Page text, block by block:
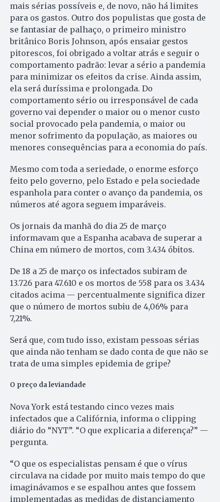
mais sérias possíveis e, de novo, não há limites
para os gastos. Outro dos populistas que gosta de
se fantasiar de palhaço, o primeiro ministro
britânico Boris Johnson, após ensaiar gestos
pitorescos, foi obrigado a voltar atrás e seguir o
comportamento padrão: levar a sério a pandemia
para minimizar os efeitos da crise. Ainda assim,
ela será duríssima e prolongada. Do
comportamento sério ou irresponsável de cada
governo vai depender o maior ou o menor custo
social provocado pela pandemia, o maior ou
menor sofrimento da população, as maiores ou
menores consequências para a economia do país.
Mesmo com toda a seriedade, o enorme esforço
feito pelo governo, pelo Estado e pela sociedade
espanhola para conter o avanço da pandemia, os
números até agora seguem imparáveis.
Os jornais da manhã do dia 25 de março
informavam que a Espanha acabava de superar a
China em número de mortos, com 3.434 óbitos.
De 18 a 25 de março os infectados subiram de
13.726 para 47.610 e os mortos de 558 para os 3.434
citados acima — percentualmente significa dizer
que o número de mortos subiu de 4,06% para
7,21%.
Será que, com tudo isso, existam pessoas sérias
que ainda não tenham se dado conta de que não se
trata de uma simples epidemia de gripe?
O preço da leviandade
Nova York está testando cinco vezes mais
infectados que a Califórnia, informa o clipping
diário do “NYT”. “O que explicaria a diferença?” —
pergunta.
“O que os especialistas pensam é que o vírus
circulava na cidade por muito mais tempo do que
imaginávamos e se espalhou antes que fossem
implementadas as medidas de distanciamento